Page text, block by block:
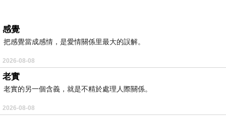
感覺
把感覺當成感情，是愛情關係里最大的誤解。
2026-08-08
老實
老實的另一個含義，就是不精於處理人際關係。
2026-08-08